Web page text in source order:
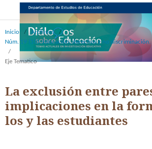
Inicio / Archivos
/
Núm. 19 (10): Educación, derechos y no
/
Eje Tematico
La exclusión entre
implicaciones en la
los y las estudiantes